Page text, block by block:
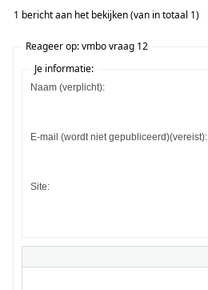
1 bericht aan het bekijken (van in totaal 1)
Reageer op: vmbo vraag 12
Je informatie:
Naam (verplicht):
E-mail (wordt niet gepubliceerd)(vereist):
Site: